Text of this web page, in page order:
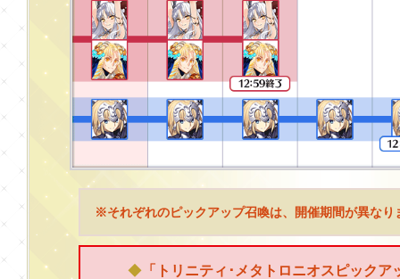
※それぞれのピックアップ召喚は、開催期間が異なり
◆「トリニティ･メタトロニオスピックア